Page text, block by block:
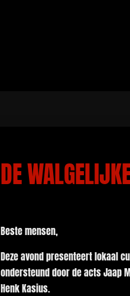
DE
Beste mensen,
Deze avond presenteert lokaal
ondersteund door de acts Jaap
Henk Kasius.